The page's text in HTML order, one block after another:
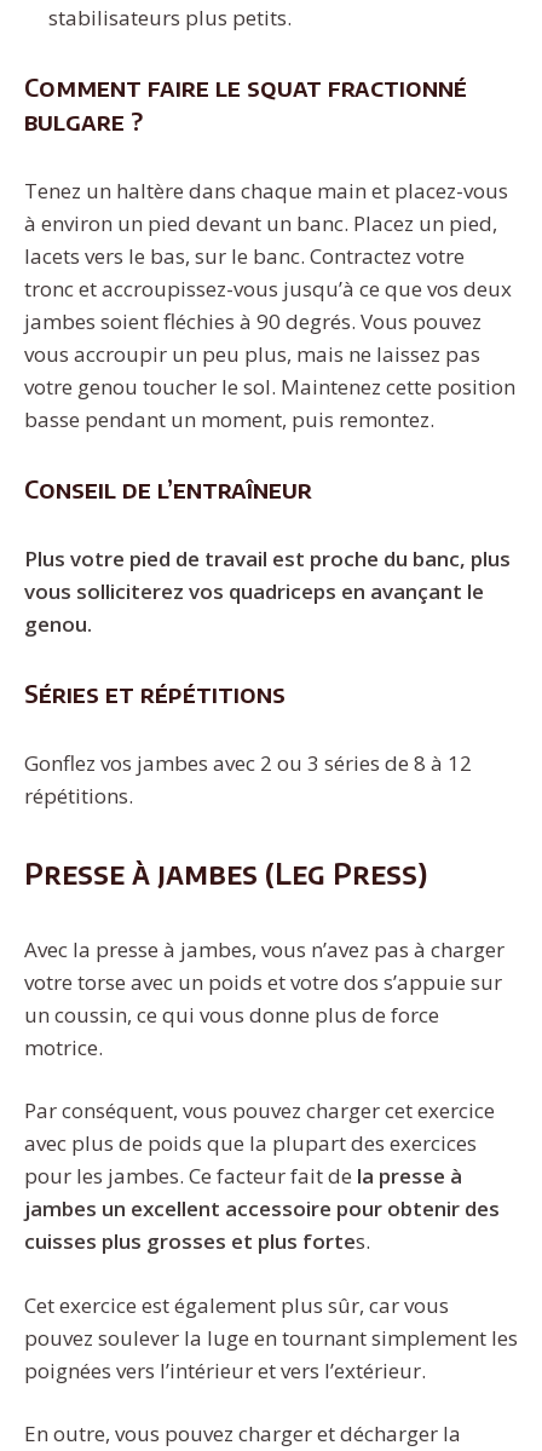
stabilisateurs plus petits.
Comment faire le squat fractionné
bulgare ?
Tenez un haltère dans chaque main et placez-vous
à environ un pied devant un banc. Placez un pied,
lacets vers le bas, sur le banc. Contractez votre
tronc et accroupissez-vous jusqu’à ce que vos deux
jambes soient fléchies à 90 degrés. Vous pouvez
vous accroupir un peu plus, mais ne laissez pas
votre genou toucher le sol. Maintenez cette position
basse pendant un moment, puis remontez.
Conseil de l’entraîneur
Plus votre pied de travail est proche du banc, plus
vous solliciterez vos quadriceps en avançant le
genou.
Séries et répétitions
Gonflez vos jambes avec 2 ou 3 séries de 8 à 12
répétitions.
Presse à jambes (Leg Press)
Avec la presse à jambes, vous n’avez pas à charger
votre torse avec un poids et votre dos s’appuie sur
un coussin, ce qui vous donne plus de force
motrice.
Par conséquent, vous pouvez charger cet exercice
avec plus de poids que la plupart des exercices
pour les jambes. Ce facteur fait de la presse à
jambes un excellent accessoire pour obtenir des
cuisses plus grosses et plus fortes.
Cet exercice est également plus sûr, car vous
pouvez soulever la luge en tournant simplement les
poignées vers l’intérieur et vers l’extérieur.
En outre, vous pouvez charger et décharger la